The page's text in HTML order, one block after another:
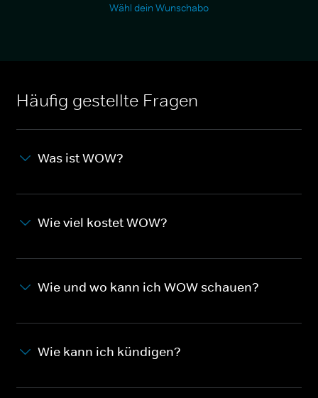
Wähl dein Wunschabo
Häufig gestellte Fragen
Was ist WOW?
Wie viel kostet WOW?
Wie und wo kann ich WOW schauen?
Wie kann ich kündigen?